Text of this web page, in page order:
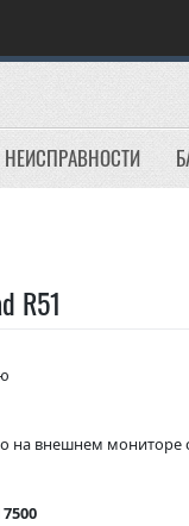
НЕИСПРАВНОСТИ
R51
на внешнем мониторе
7500